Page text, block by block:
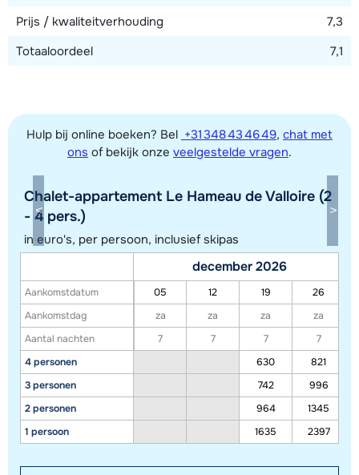
Toon alle accommodaties in dit gebied
Deze kaart geeft een indicatie van de ligging van onze accommodaties. De
exacte locatie kan enigszins afwijken.
Prijs / kwaliteitverhouding
7,3
Totaaloordeel
7,1
Hulp bij online boeken? Bel +31 348 43 46 49, chat met
ons of bekijk onze veelgestelde vragen.
Chalet-appartement Le Hameau de Valloire (2
- 4 pers.)
in euro's, per persoon, inclusief skipas
Aankomstdatum
Aankomstdag
Aantal nachten
4 personen
3 personen
2 personen
1 persoon
december 2026
05 12 19
26
za
za za
za
7
7 7
7
630
821
742
996
964
1345
1635
2397